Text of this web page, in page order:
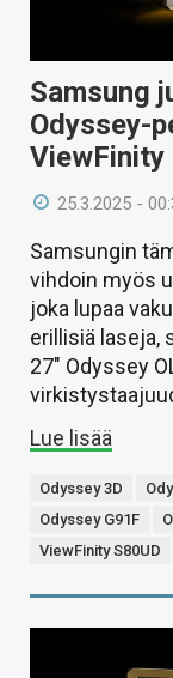
Samsung
Odyssey-
25.3.2025 -
Samsungin
vihdoin myös
joka lupaa
erillisiä laseja,
27″ Odyssey
Lue lisää
Odyssey 3D
Odyssey G91F
ViewFinity S80UD